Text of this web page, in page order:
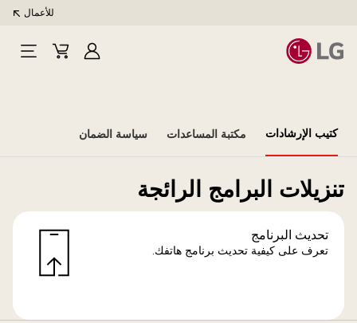
للأعمال
تسجيلCart
Open
كتيب الإرشادات مكتبة المساعدات سياسة الضمان
تنزيلات البرامج الرائجة
تحديث البرنامج
تعرف على كيفية تحديث برنامج هاتفك.